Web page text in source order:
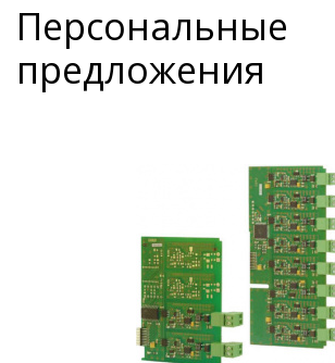
Персональные
предложения